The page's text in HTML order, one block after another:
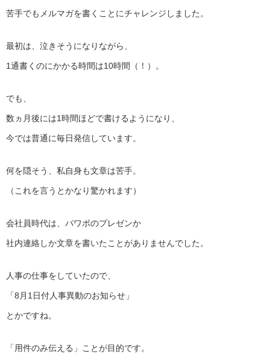
苦手でもメルマガを書くことにチャレンジしました。
最初は、泣きそうになりながら、
1通書くのにかかる時間は10時間（！）。
でも、
数ヵ月後には1時間ほどで書けるようになり、
今では普通に毎日発信しています。
何を隠そう、私自身も文章は苦手。
（これを言うとかなり驚かれます）
会社員時代は、パワポのプレゼンか
社内連絡しか文章を書いたことがありませんでした。
人事の仕事をしていたので、
「8月1日付人事異動のお知らせ」
とかですね。
「用件のみ伝える」ことが目的です。